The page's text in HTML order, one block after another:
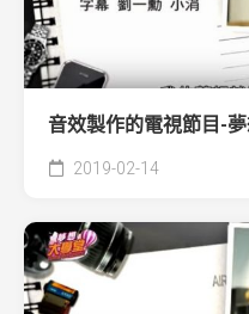
音效製作的電視節目-
2019-02-14